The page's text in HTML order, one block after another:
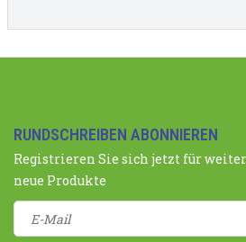
RUNDSCHREIBEN ABONNIEREN
Registrieren Sie sich jetzt für
neue Produkte